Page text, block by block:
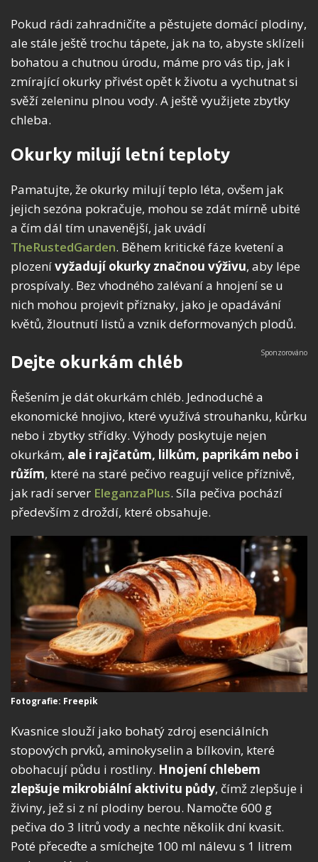
Pokud rádi zahradničíte a pěstujete domácí plodiny,
ale stále ještě trochu tápete, jak na to, abyste sklízeli
bohatou a chutnou úrodu, máme pro vás tip, jak i
zmírající okurky přivést opět k životu a vychutnat si
svěží zeleninu plnou vody. A ještě využijete zbytky
chleba.
Okurky milují letní teploty
Pamatujte, že okurky milují teplo léta, ovšem jak
jejich sezóna pokračuje, mohou se zdát mírně ubité
a čím dál tím unavenější, jak uvádí
TheRustedGarden. Během kritické fáze kvetení a
plozenívyžadují okurky značnou výživu, aby lépe
prospívaly. Bez vhodného zalévaní a hnojení se u
nich mohou projevit příznaky, jako je opadávání
květů, žloutnutí listů a vznik deformovaných plodů.
Dejte okurkám chléb
Řešením je dát okurkám chléb. Jednoduché a
ekonomické hnojivo, které využívá strouhanku, kůrku
nebo i zbytky střídky. Výhody poskytuje nejen
okurkám, ale i rajčatům, lilkům, paprikám nebo i
růžím, které na staré pečivo reagují velice příznivě,
jak radí server EleganzaPlus. Síla pečiva pochází
především z droždí, které obsahuje.
Fotografie: Freepik
Kvasnice slouží jako bohatý zdroj esenciálních
stopových prvků, aminokyselin a bílkovin, které
obohacují půdu i rostliny. Hnojení chlebem
zlepšuje mikrobiální aktivitu půdy, čímž zlepšuje i
živiny, jež si z ní plodiny berou. Namočte 600 g
pečiva do 3 litrů vody a nechte několik dní kvasit.
Poté přeceďte a smíchejte 100 ml nálevu s 1 litrem